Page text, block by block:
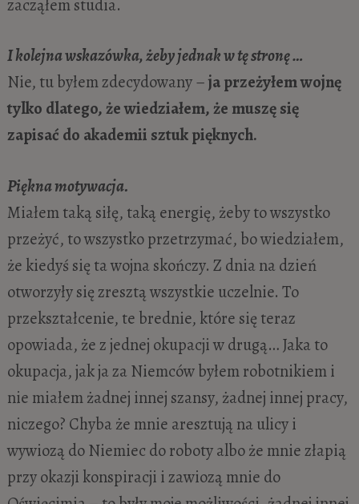
I kolejna wskazówka, żeby jednak w tę stronę …
Nie, tu byłem zdecydowany –ja przeżyłem wojnę
tylko dlatego, że wiedziałem, że muszę się
zapisać do akademii sztuk pięknych.
Piękna motywacja.
Miałem taką siłę, taką energię, żeby to wszystko
przeżyć, to wszystko przetrzymać, bo wiedziałem,
że kiedyś się ta wojna skończy. Z dnia na dzień
otworzyły się zresztą wszystkie uczelnie. To
przekształcenie, te brednie, które się teraz
opowiada, że z jednej okupacji w drugą… Jaka to
okupacja, jak ja za Niemców byłem robotnikiem i
nie miałem żadnej innej szansy, żadnej innej pracy,
niczego? Chyba że mnie aresztują na ulicy i
wywiozą do Niemiec do roboty albo że mnie złapią
przy okazji konspiracji i zawiozą mnie do